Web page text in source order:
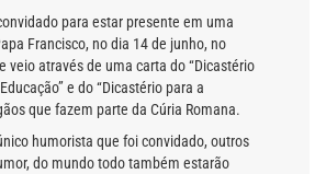
para estar presente em uma
Francisco, no dia 14 de junho, no
veio através de uma carta do “Dicastério
e do “Dicastério para a
que fazem parte da Cúria Romana.
humorista que foi convidado, outros
do mundo todo também estarão